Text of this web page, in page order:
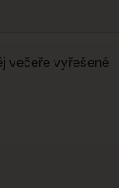
večeře vyřešené